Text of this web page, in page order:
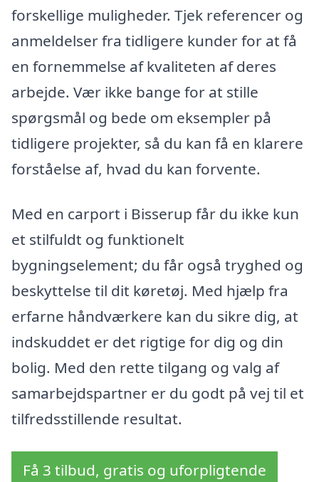
forskellige muligheder. Tjek referencer og
anmeldelser fra tidligere kunder for at få
en fornemmelse af kvaliteten af deres
arbejde. Vær ikke bange for at stille
spørgsmål og bede om eksempler på
tidligere projekter, så du kan få en klarere
forståelse af, hvad du kan forvente.
Med en carport i Bisserup får du ikke kun
et stilfuldt og funktionelt
bygningselement; du får også tryghed og
beskyttelse til dit køretøj. Med hjælp fra
erfarne håndværkere kan du sikre dig, at
indskuddet er det rigtige for dig og din
bolig. Med den rette tilgang og valg af
samarbejdspartner er du godt på vej til et
tilfredsstillende resultat.
Få 3 tilbud, gratis og uforpligtende